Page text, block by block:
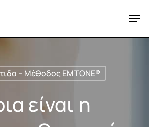
– Μέθοδος EMTONE®
είναι η